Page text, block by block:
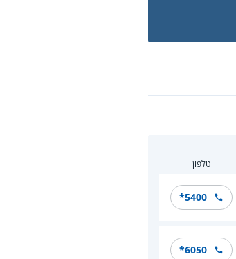
טלפון
*5400
*6050